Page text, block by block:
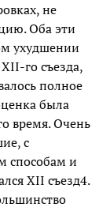
не
Оба эти
ухудшении
го съезда,
полное
была
время. Очень
с
способам и
XII съезд4.